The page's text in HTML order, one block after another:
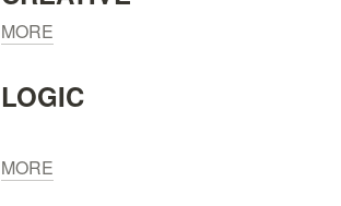
MORE
LOGIC
MORE